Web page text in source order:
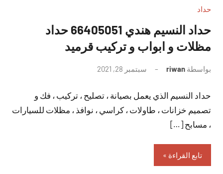
حداد
حداد النسيم هندي 66405051 حداد
مظلات و ابواب و تركيب قرميد
بواسطة riwan سبتمبر 28, 2021
تعليقات
حداد النسيم الذي يعمل بصيانة ، تصليح ، تركيب ، فك و
تصميم خزانات ، طاولات ، كراسي ، نوافذ ، مظلات للسيارات
، مسابح […]
تابع القراءة